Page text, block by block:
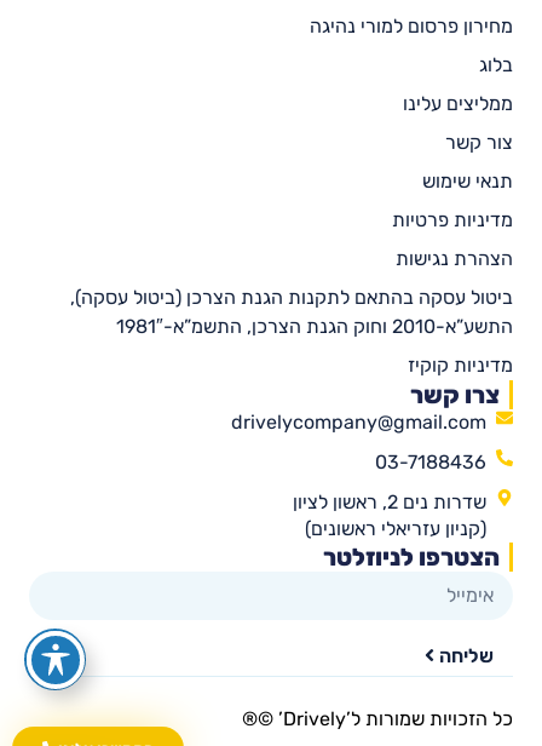
מחירון פרסום למורי נהיגה
בלוג
ממליצים עלינו
צור קשר
תנאי שימוש
מדיניות פרטיות
הצהרת נגישות
ביטול עסקה בהתאם לתקנות הגנת הצרכן (ביטול עסקה),
התשע”א-2010 וחוק הגנת הצרכן, התשמ”א-1981″
מדיניות קוקיז
צרו קשר
drivelycompany@gmail.com
03-7188436
שדרות נים 2, ראשון לציון
(קניון עזריאלי ראשונים)
הצטרפו לניוזלטר
שליחה
כל הזכויות שמורות ל’Drively’ ©®​